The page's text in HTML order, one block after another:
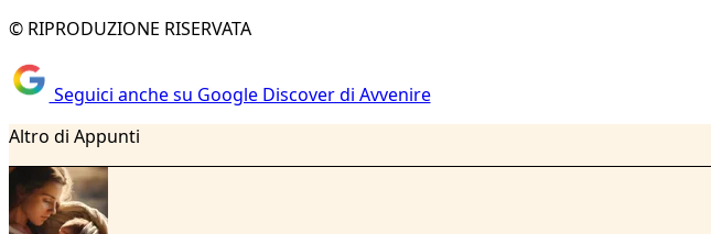
© RIPRODUZIONE RISERVATA
Seguici anche su Google Discover di Avvenire
Altro di Appunti